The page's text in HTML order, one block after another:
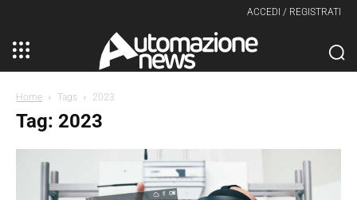
ACCEDI / REGISTRATI
Home Tags 2023
Tag: 2023